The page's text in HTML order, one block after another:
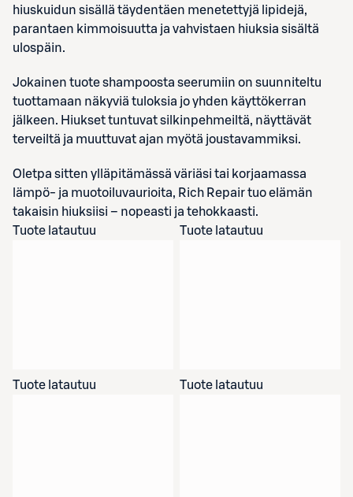
hiuskuidun sisällä täydentäen menetettyjä lipidejä,
parantaen kimmoisuutta ja vahvistaen hiuksia sisältä
ulospäin.
Jokainen tuote shampoosta seerumiin on suunniteltu
tuottamaan näkyviä tuloksia jo yhden käyttökerran
jälkeen. Hiukset tuntuvat silkinpehmeiltä, näyttävät
terveiltä ja muuttuvat ajan myötä joustavammiksi.
Oletpa sitten ylläpitämässä väriäsi tai korjaamassa
lämpö- ja muotoiluvaurioita, Rich Repair tuo elämän
takaisin hiuksiisi – nopeasti ja tehokkaasti.
Tuote latautuu
Tuote latautuu
Tuote latautuu Tuote latautuu